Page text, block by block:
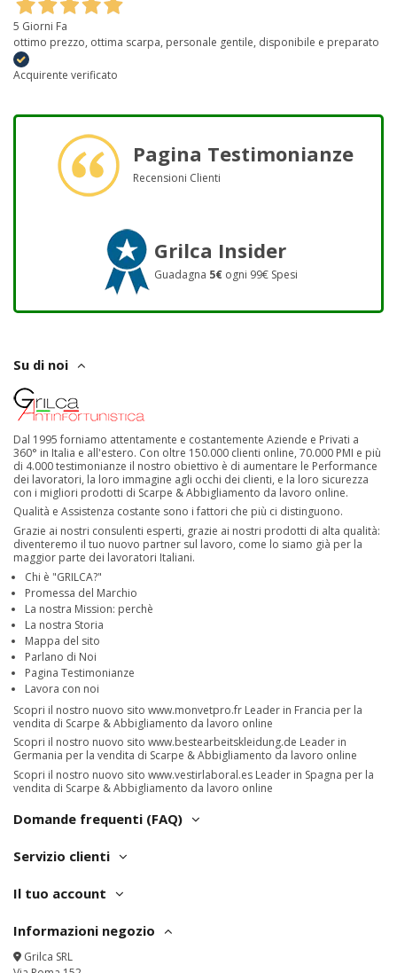
5 Giorni Fa
ottimo prezzo, ottima scarpa, personale gentile, disponibile e preparato
Acquirente verificato
Pagina Testimonianze
Recensioni Clienti
Grilca Insider
Guadagna 5€ ogni 99€ Spesi
Su di noi
Dal 1995 forniamo attentamente e costantemente Aziende e Privati a
360° in Italia e all'estero. Con oltre 150.000 clienti online, 70.000 PMI e più
di 4.000 testimonianze il nostro obiettivo è di aumentare le Performance
dei lavoratori, la loro immagine agli occhi dei clienti, e la loro sicurezza
con i migliori prodotti di Scarpe & Abbigliamento da lavoro online.
Qualità e Assistenza costante sono i fattori che più ci distinguono.
Grazie ai nostri consulenti esperti, grazie ai nostri prodotti di alta qualità:
diventeremo il tuo nuovo partner sul lavoro, come lo siamo già per la
maggior parte dei lavoratori Italiani.
Chi è "GRILCA?"
Promessa del Marchio
La nostra Mission: perchè
La nostra Storia
Mappa del sito
Parlano di Noi
Pagina Testimonianze
Lavora con noi
Scopri il nostro nuovo sito www.monvetpro.fr Leader in Francia per la
vendita di Scarpe & Abbigliamento da lavoro online
Scopri il nostro nuovo sito www.bestearbeitskleidung.de Leader in
Germania per la vendita di Scarpe & Abbigliamento da lavoro online
Scopri il nostro nuovo sito www.vestirlaboral.es Leader in Spagna per la
vendita di Scarpe & Abbigliamento da lavoro online
Domande frequenti (FAQ)
Servizio clienti
Il tuo account
Informazioni negozio
Grilca SRL